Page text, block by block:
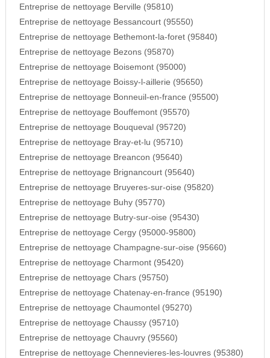
Entreprise de nettoyage Berville (95810)
Entreprise de nettoyage Bessancourt (95550)
Entreprise de nettoyage Bethemont-la-foret (95840)
Entreprise de nettoyage Bezons (95870)
Entreprise de nettoyage Boisemont (95000)
Entreprise de nettoyage Boissy-l-aillerie (95650)
Entreprise de nettoyage Bonneuil-en-france (95500)
Entreprise de nettoyage Bouffemont (95570)
Entreprise de nettoyage Bouqueval (95720)
Entreprise de nettoyage Bray-et-lu (95710)
Entreprise de nettoyage Breancon (95640)
Entreprise de nettoyage Brignancourt (95640)
Entreprise de nettoyage Bruyeres-sur-oise (95820)
Entreprise de nettoyage Buhy (95770)
Entreprise de nettoyage Butry-sur-oise (95430)
Entreprise de nettoyage Cergy (95000-95800)
Entreprise de nettoyage Champagne-sur-oise (95660)
Entreprise de nettoyage Charmont (95420)
Entreprise de nettoyage Chars (95750)
Entreprise de nettoyage Chatenay-en-france (95190)
Entreprise de nettoyage Chaumontel (95270)
Entreprise de nettoyage Chaussy (95710)
Entreprise de nettoyage Chauvry (95560)
Entreprise de nettoyage Chennevieres-les-louvres (95380)